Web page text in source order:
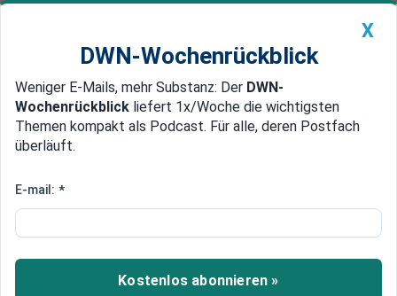
Newsticker MEIN DWN: Geldanlage Premium
Edelmetalle DWN-Magazin China
Polen baut strategischen
Polen baut seinen Goldbestand kontinuierlich
aus. Dahinter steht eine langfristige
X
DWN-Wochenrückblick
Weniger E-Mails, mehr Substanz: Der DWN-
Wochenrückblick liefert 1x/Woche die wichtigsten
Themen kompakt als Podcast. Für alle, deren Postfach
überläuft.
E-mail: *
Kostenlos abonnieren »